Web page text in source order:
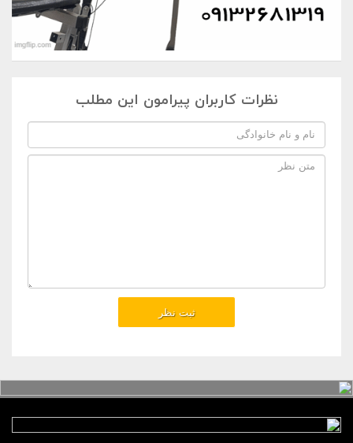
نظرات کاربران پیرامون این مطلب